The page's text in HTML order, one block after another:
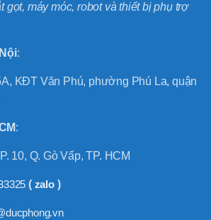
gọt, máy móc, robot và thiết bị phụ trợ
Nội:
KĐT Văn Phú, phường Phú La, quận
:
10, Q. Gò Vấp, TP. HCM
( zalo)